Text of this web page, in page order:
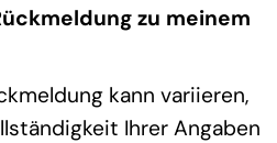
zu meinem
kann variieren,
Ihrer Angaben